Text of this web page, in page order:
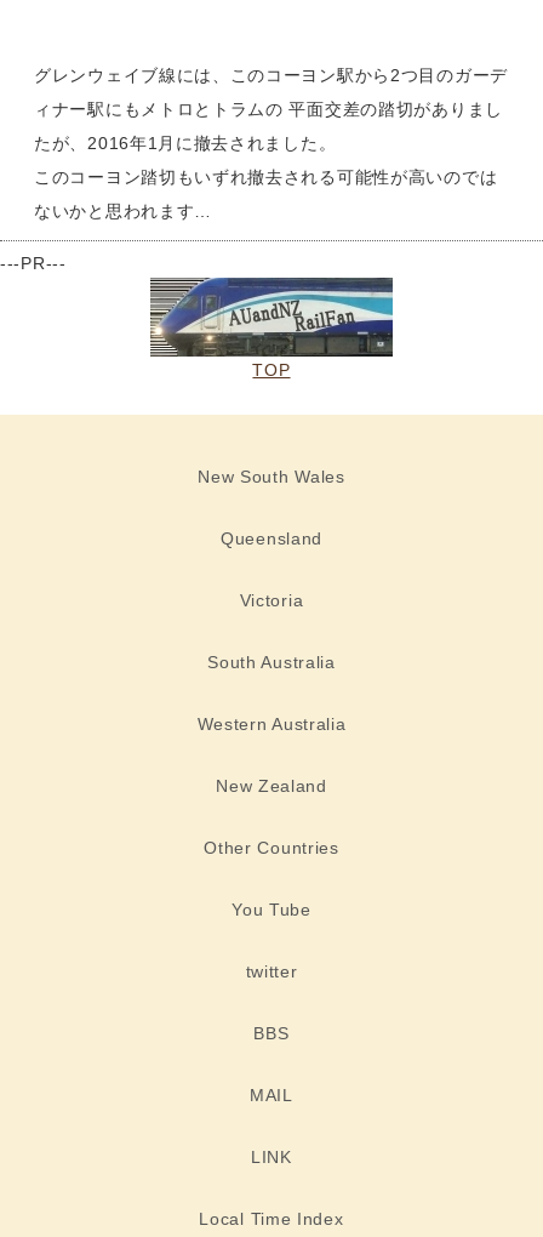
グレンウェイブ線には、このコーヨン駅から2つ目のガーデ
ィナー駅にもメトロとトラムの 平面交差の踏切がありまし
たが、2016年1月に撤去されました。
このコーヨン踏切もいずれ撤去される可能性が高いのでは
ないかと思われます…
---PR---
TOP
New South Wales
Queensland
Victoria
South Australia
Western Australia
New Zealand
Other Countries
You Tube
twitter
BBS
MAIL
LINK
Local Time Index